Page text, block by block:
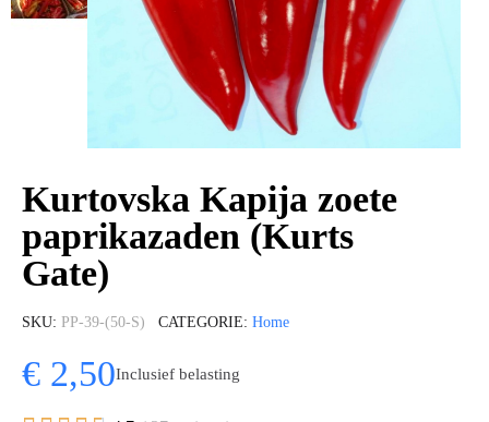
Kurtovska Kapija zoete
paprikazaden (Kurts
Gate)
SKU PP-39-(50-S) CATEGORIE Home
€ 2,50Inclusief belasting